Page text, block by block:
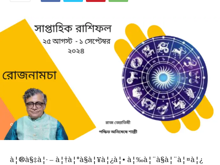
à¦®à§‡à¦· – à¦†à¦°à§à¦¥à¦¿à¦• à¦‰à¦¨à§à¦¨à¦¤à¦¿